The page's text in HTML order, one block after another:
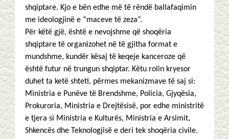
shqiptare. Kjo e bën edhe më të rëndë ballafaqimin
me ideologjinë e “maceve të zeza”.
Për këtë gjë, është e nevojshme që shoqëria
shqiptare të organizohet në të gjitha format e
mundshme, kundër kësaj të keqeje kanceroze që
është futur në trungun shqiptar. Këtu rolin kryesor
duhet ta ketë shteti, përmes mekanizmave të saj si:
Ministria e Punëve të Brendshme, Policia, Gjyqësia,
Prokuroria, Ministria e Drejtësisë, por edhe ministritë
e tjera si Ministria e Kulturës, Ministria e Arsimit,
Shkencës dhe Teknologjisë e deri tek shoqëria civile.